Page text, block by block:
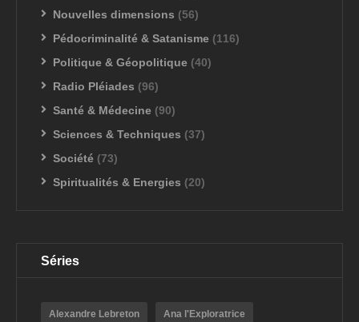
Nouvelles dimensions (56)
Pédocriminalité & Satanisme (116)
Politique & Géopolitique (40)
Radio Pléiades (96)
Santé & Médecine (90)
Sciences & Techniques (37)
Société (73)
Spiritualités & Energies (20)
Séries
Alexandre Lebreton Ana l'Exploratrice